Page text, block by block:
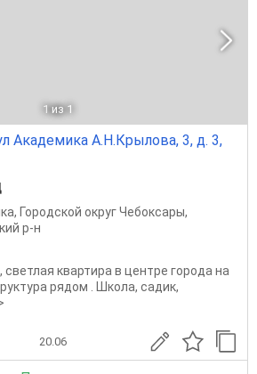
1 из 1
Академика А.Н.Крылова, 3, д. 3,
, Городской округ Чебоксары,
р-н
квартира в центре города на
рядом . Школа, садик,
20.06